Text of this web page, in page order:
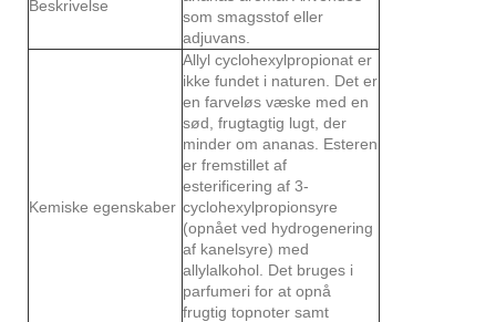
Beskrivelse
som smagsstof eller
adjuvans.
Kemiske egenskaber
Allyl cyclohexylpropionat er
ikke fundet i naturen. Det er
en farveløs væske med en
sød, frugtagtig lugt, der
minder om ananas. Esteren
er fremstillet af
esterificering af 3-
cyclohexylpropionsyre
(opnået ved hydrogenering
af kanelsyre) med
allylalkohol. Det bruges i
parfumeri for at opnå
frugtig topnoter samt